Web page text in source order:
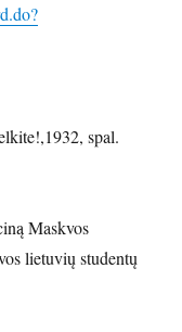
spal.
Maskvos
lietuvių studentų